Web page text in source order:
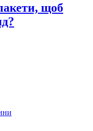
щоб